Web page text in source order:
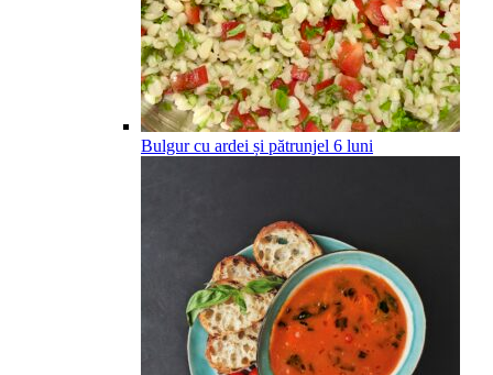
Bulgur cu ardei și pătrunjel 6 luni